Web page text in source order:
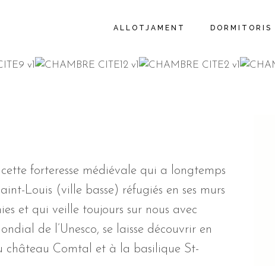
ALLOTJAMENT DORMITORIS
forteresse médiévale qui a longtemps
Louis (ville basse) réfugiés en ses murs
et qui veille toujours sur nous avec
de l’Unesco, se laisse découvrir en
château Comtal et à la basilique St-